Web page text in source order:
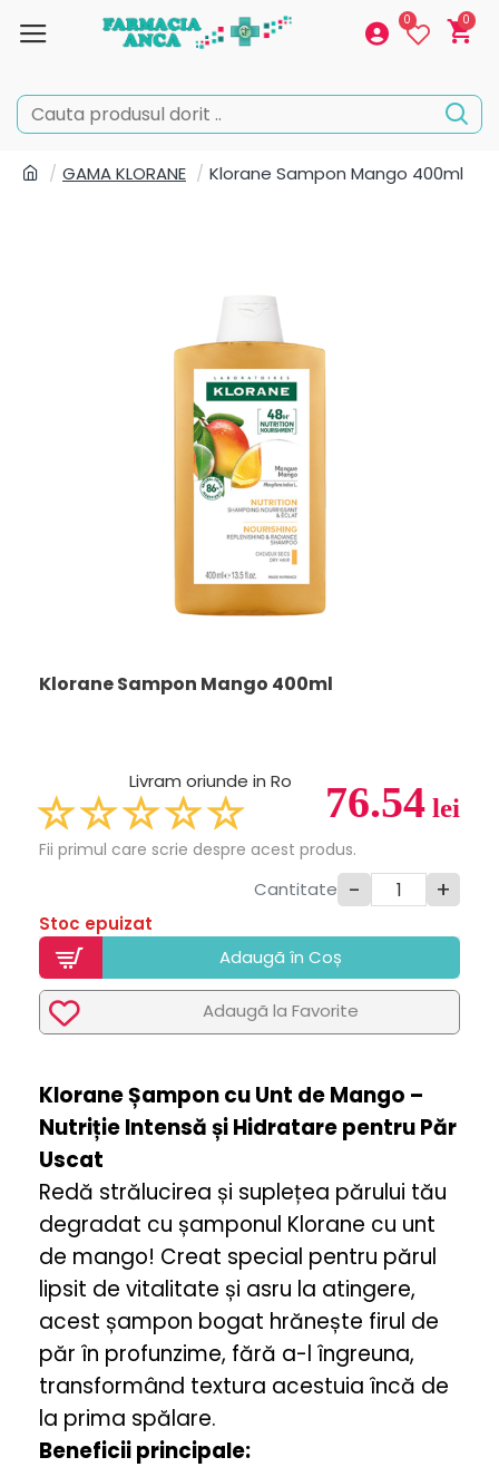
0 0
GAMA KLORANE Klorane Sampon Mango 400ml
Klorane Sampon Mango 400ml
76.54 lei
Livram oriunde in Ro
Fii primul care scrie despre acest produs.
Cantitate - +
Stoc epuizat
Adaugã în Coș
Adaugã la Favorite
Klorane Șampon cu Unt de Mango –
Nutriție Intensă și Hidratare pentru Păr
Uscat
Redă strălucirea și suplețea părului tău
degradat cu șamponul Klorane cu unt
de mango! Creat special pentru părul
lipsit de vitalitate și asru la atingere,
acest șampon bogat hrănește firul de
păr în profunzime, fără a-l îngreuna,
transformând textura acestuia încă de
la prima spălare.
Beneficii principale: